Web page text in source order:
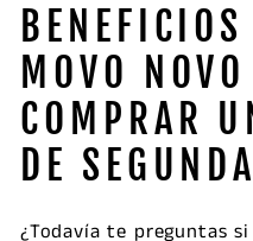
MOVO
COMPRAR
DE
¿Todavía te preguntas